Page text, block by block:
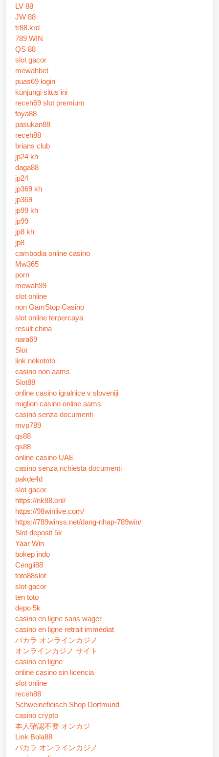
LV 88
JW 88
tr88.krd
789 WIN
QS 88
slot gacor
mewahbet
puas69 login
kunjungi situs ini
receh69 slot premium
foya88
pasukan88
receh88
brians club
jp24 kh
daga88
jp24
jp369 kh
jp369
jp99 kh
jp99
jp8 kh
jp8
cambodia online casino
Mw365
porn
mewah99
slot online
non GamStop Casino
slot online terpercaya
result china
nara69
Slot
link nekototo
casino non aams
Slot88
online casino igralnice v sloveniji
migliori casino online aams
casinò senza documenti
mvp789
qs88
qs88
online casino UAE
casino senza richiesta documenti
pakde4d
slot gacor
https://nk88.onl/
https://98winlive.com/
https://789winss.net/dang-nhap-789win/
Slot deposit 5k
Yaar Win
bokep indo
Cengli88
toto88slot
slot gacor
ten toto
depo 5k
casino en ligne sans wager
casino en ligne retrait immédiat
バカラ オンラインカジノ
オンラインカジノ サイト
casino en ligne
online casino sin licencia
slot online
receh88
Schweinefleisch Shop Dortmund
casino crypto
本人確認不要 オンカジ
Link Bola88
バカラ オンラインカジノ